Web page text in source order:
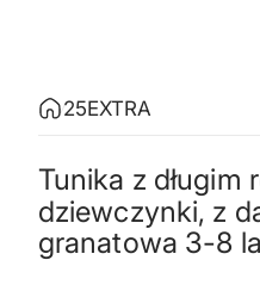
25EXTRA
Tunika z długim
dziewczynki, z
granatowa 3-8